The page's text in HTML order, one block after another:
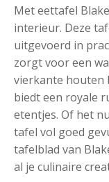
Met eettafel
interieur. Deze
uitgevoerd in
zorgt voor een
vierkante houten
biedt een royale
etentjes. Of het
tafel vol goed
tafelblad van
al je culinaire